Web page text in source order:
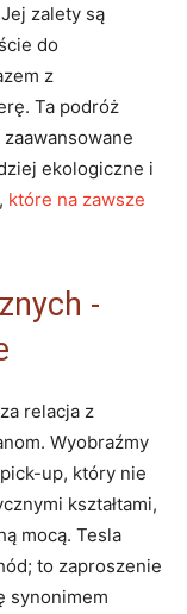
zalety‍ są
do
z
Ta podróż
ekologiczne i
które na zawsze
‍-
relacja z
Wyobraźmy
up, który nie
kształtami,
mocą. Tesla
to zaproszenie
synonimem